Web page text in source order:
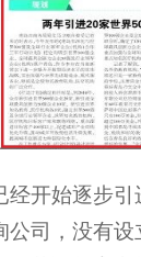
经开始逐步
公司，没有